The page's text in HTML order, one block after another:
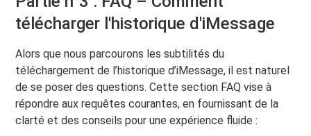
télécharger l'historique d'iMessage
Alors que nous parcourons les subtilités du
téléchargement de l’historique d’iMessage, il est naturel
de se poser des questions. Cette section FAQ vise à
répondre aux requêtes courantes, en fournissant de la
clarté et des conseils pour une expérience fluide :